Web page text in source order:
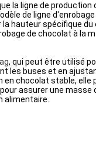
la ligne de production
de ligne
hauteur spécifique
de chocolat à la
, qui peut être utilisé
les buses et en
chocolat stable,
assurer une masse
alimentaire.